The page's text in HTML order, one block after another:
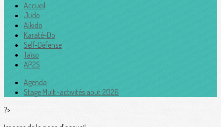
Accueil
Judo
Aïkido
Karaté-Do
Self-Défense
Taïso
AP2S
Agenda
Stage Multi-activités aout 2026
?>